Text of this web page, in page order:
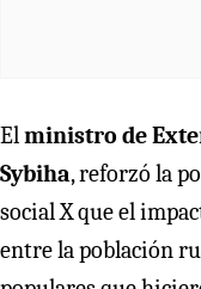
Elministro de
Sybiha, reforzó la
social X que el
entre la población